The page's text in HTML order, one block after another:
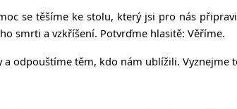
se těšíme ke stolu, který jsi pro nás
smrti a vzkříšení. Potvrďme hlasitě: Věříme.
odpouštíme těm, kdo nám ublížili. Vyznejme